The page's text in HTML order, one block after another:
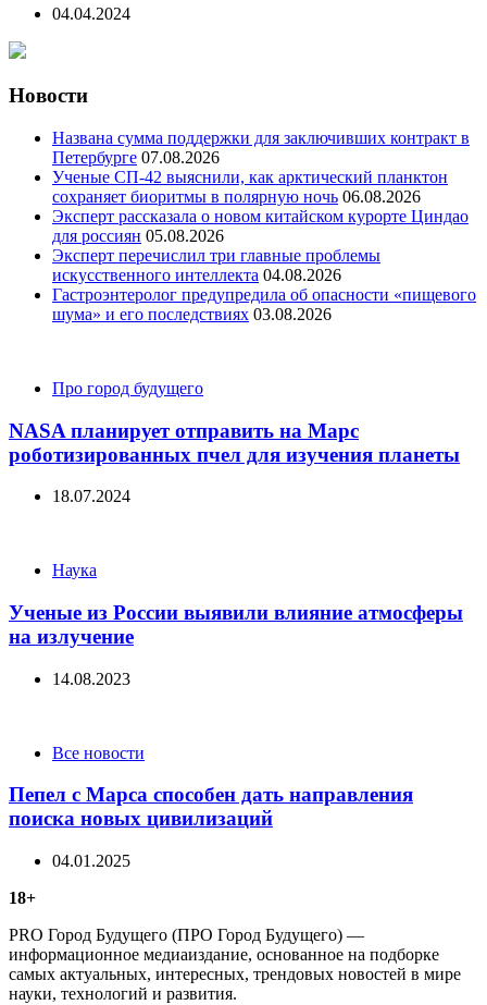
04.04.2024
Новости
Названа сумма поддержки для заключивших контракт в
Петербурге 07.08.2026
Ученые СП-42 выяснили, как арктический планктон
сохраняет биоритмы в полярную ночь 06.08.2026
Эксперт рассказала о новом китайском курорте Циндао
для россиян 05.08.2026
Эксперт перечислил три главные проблемы
искусственного интеллекта 04.08.2026
Гастроэнтеролог предупредила об опасности «пищевого
шума» и его последствиях 03.08.2026
CategoriesПро город будущего
NASA планирует отправить на Марс
роботизированных пчел для изучения планеты
18.07.2024
Categories
Наука
Ученые из России выявили влияние атмосферы
на излучение
14.08.2023
CategoriesВсе новости
Пепел с Марса способен дать направления
поиска новых цивилизаций
04.01.2025
18+
PRO Город Будущего (ПРО Город Будущего) —
информационное медиаиздание, основанное на подборке
самых актуальных, интересных, трендовых новостей в мире
науки, технологий и развития.